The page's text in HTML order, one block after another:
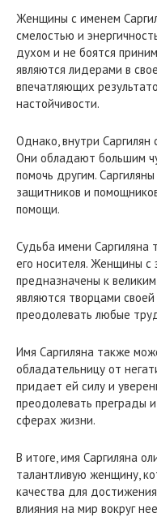
Женщины с именем
смелостью и
духом и не боятся
являются лидерами в
впечатляющих
настойчивости.
Однако, внутри Саргилян
Они обладают большим
помочь другим.
защитников и
помощи.
Судьба имени Саргиляна
его носителя. Женщины
предназначены к
являются творцами
преодолевать любые
Имя Саргиляна также
обладательницу от
придает ей силу и
преодолевать преграды
сферах жизни.
В итоге, имя Саргиляна
талантливую женщину,
качества для
влияния на мир вокруг